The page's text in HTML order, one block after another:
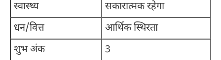
स्वास्थ्य
सकारात्मक रहेगा
धन/वित्त
आर्थिक स्थिरता
शुभ अंक
3